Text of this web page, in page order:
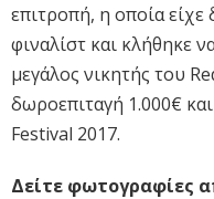
επιτροπή, η οποία είχε
φιναλίστ και κλήθηκε
μεγάλος νικητής του
δωροεπιταγή 1.000€
Festival 2017.
Δείτε φωτογραφίες